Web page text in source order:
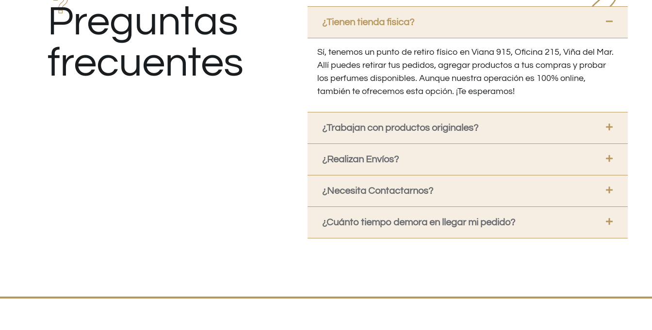
Preguntas
frecuentes
¿Tienen tienda fisica?
Sí, tenemos un punto de retiro físico en Viana 915, Oficina 215, Viña del Mar.
Allí puedes retirar tus pedidos, agregar productos a tus compras y probar
los perfumes disponibles. Aunque nuestra operación es 100% online,
también te ofrecemos esta opción. ¡Te esperamos!
¿Trabajan con productos originales?
¿Realizan Envíos?
¿Necesita Contactarnos?
¿Cuánto tiempo demora en llegar mi pedido?